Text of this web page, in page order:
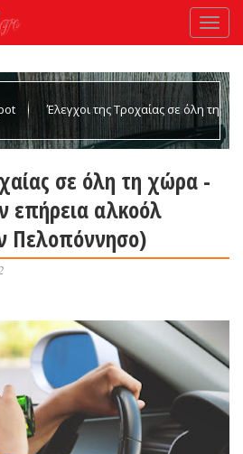
Έλεγχοι της Τροχαίας σε όλη τη
σε όλη τη χώρα -
επήρεια αλκοόλ
Πελοπόννησο)